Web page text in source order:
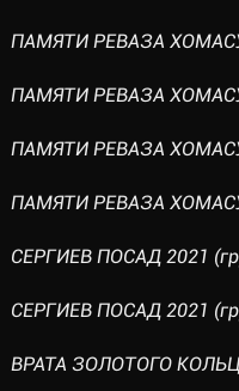
ПАМЯТИ РЕВАЗА
ПАМЯТИ РЕВАЗА
ПАМЯТИ РЕВАЗА
ПАМЯТИ РЕВАЗА
СЕРГИЕВ ПОСАД 2021
СЕРГИЕВ ПОСАД 2021
ВРАТА ЗОЛОТОГО